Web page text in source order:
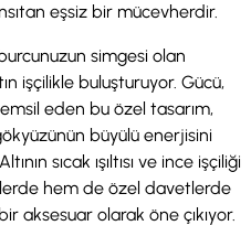
eşsiz bir mücevherdir.
simgesi olan
işçilikle buluşturuyor. Gücü,
eden bu özel tasarım,
büyülü enerjisini
sıcak ışıltısı ve ince işçiliği
hem de özel davetlerde
aksesuar olarak öne çıkıyor.